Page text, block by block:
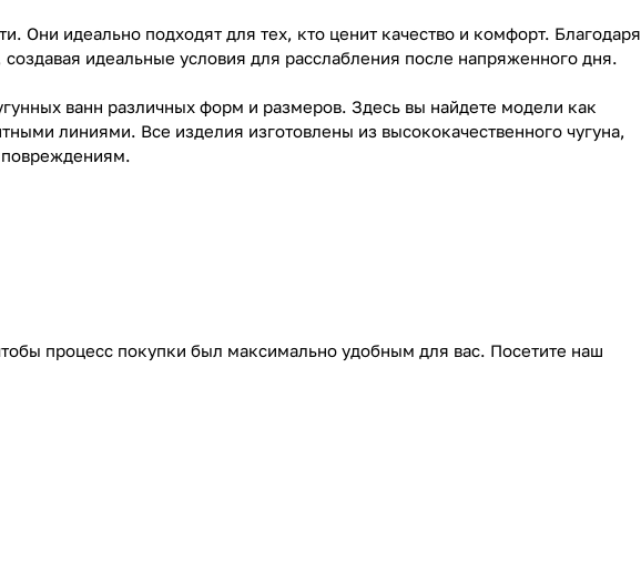
Они идеально подходят для тех, кто ценит качество и комфорт. Благодаря
идеальные условия для расслабления после напряженного дня.
ванн различных форм и размеров. Здесь вы найдете модели как
линиями. Все изделия изготовлены из высококачественного чугуна,
повреждениям.
процесс покупки был максимально удобным для вас. Посетите наш